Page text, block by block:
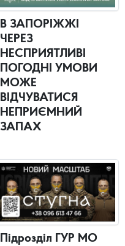
В ЗАПОРІЖЖІ
ЧЕРЕЗ
НЕСПРИЯТЛИВІ
ПОГОДНІ УМОВИ
МОЖЕ
ВІДЧУВАТИСЯ
НЕПРИЄМНИЙ
ЗАПАХ
Підрозділ ГУР МО